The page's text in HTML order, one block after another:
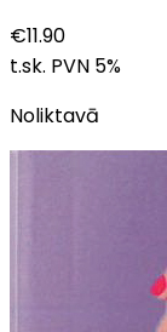
€11.90
t.sk. PVN 5%
Noliktavā